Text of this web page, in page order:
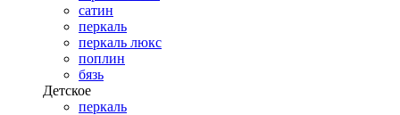
сатин
перкаль
перкаль люкс
поплин
бязь
Детское
перкаль